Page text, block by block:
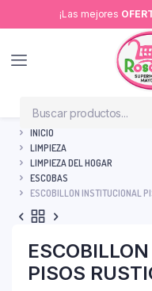
¡Las mejores
INICIO
LIMPIEZA
LIMPIEZA DEL HOGAR
ESCOBAS
ESCOBILLON INSTITUCIONAL
PISOS